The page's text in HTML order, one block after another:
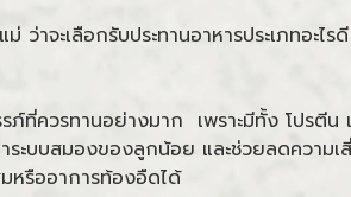
ว่าจะเลือกรับประทานอาหารประเภทอ
ที่ควรทานอย่างมาก เพราะมีทั้ง โปรตี
ระบบสมองของลูกน้อย และช่วยลดควา
มหรืออาการท้องอืดได้